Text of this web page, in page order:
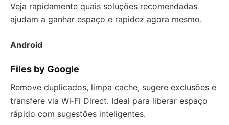
Veja rapidamente quais soluções recomendadas
ajudam a ganhar espaço e rapidez agora mesmo.
Android
Files by Google
Remove duplicados, limpa cache, sugere exclusões e
transfere via Wi‑Fi Direct. Ideal para liberar espaço
rápido com sugestões inteligentes.